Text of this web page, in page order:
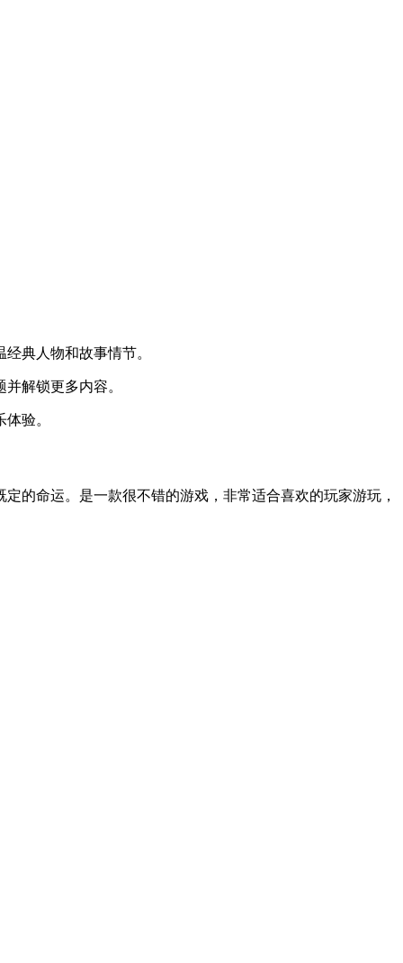
经典人物和故事情节。
解锁更多内容。
验。
的命运。是一款很不错的游戏，非常适合喜欢的玩家游玩，